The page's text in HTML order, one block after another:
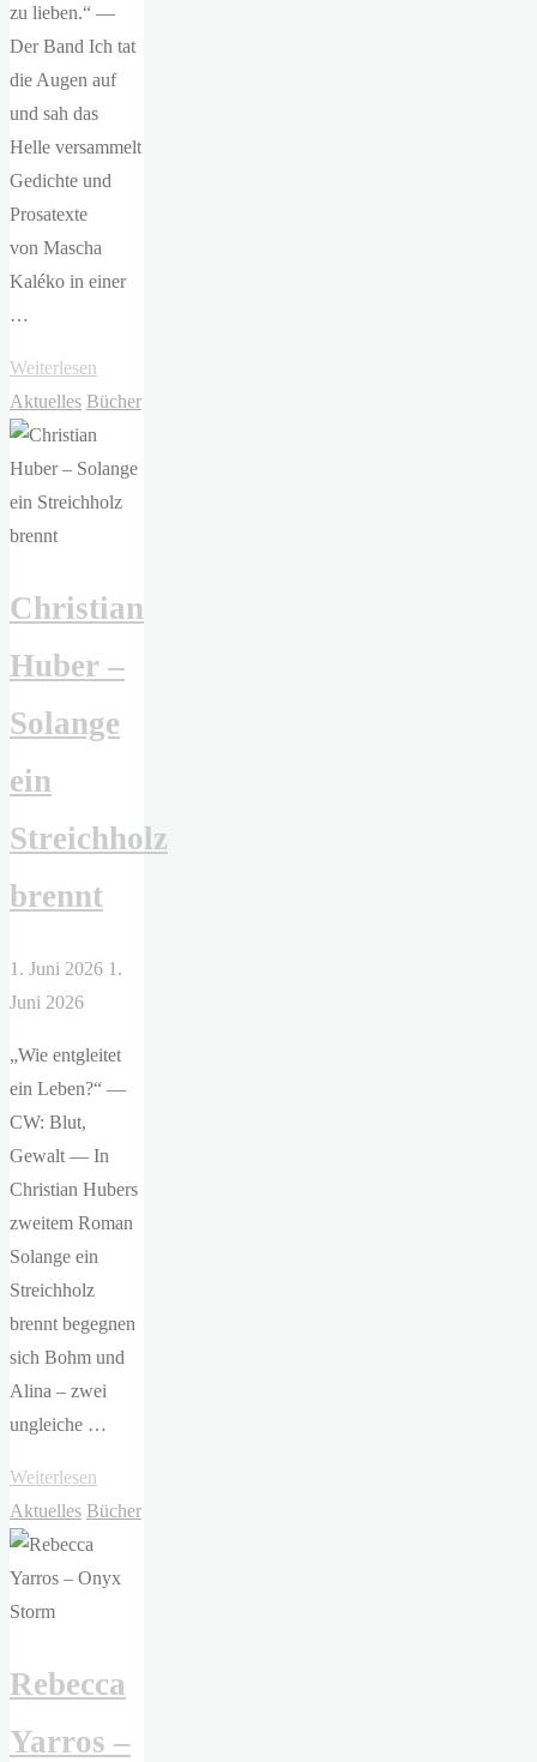
zu lieben.“ —
Der Band Ich tat
die Augen auf
und sah das
Helle versammelt
Gedichte und
Prosatexte
von Mascha
Kaléko in einer
…
Weiterlesen
Kaléko –
tat
die
und
das
Aktuelles Bücher
Christian
Huber –
Solange
ein
Streichholz
brennt
1. Juni 2026 1.
Juni 2026
„Wie entgleitet
ein Leben?“ —
CW: Blut,
Gewalt — In
Christian Hubers
zweitem Roman
Solange ein
Streichholz
brennt begegnen
sich Bohm und
Alina – zwei
ungleiche …
Weiterlesen
Huber
Solange
brennt"
Aktuelles Bücher
Rebecca
Yarros –